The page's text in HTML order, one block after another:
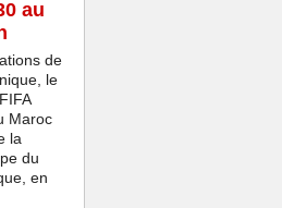
au
de
le
Maroc
la
du
en